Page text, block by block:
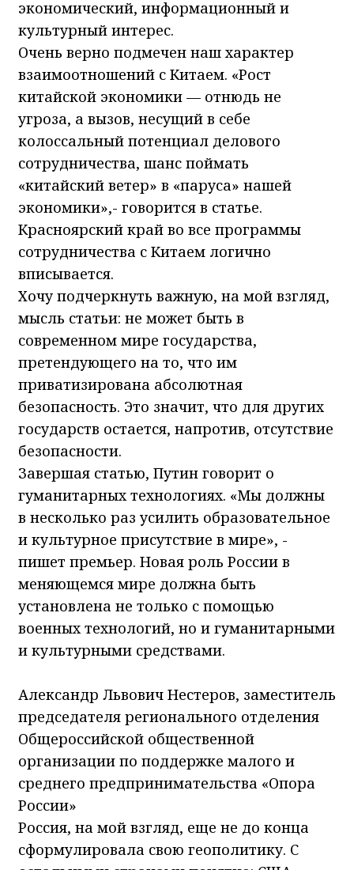
экономический, информационный и
культурный интерес.
Очень верно подмечен наш характер
взаимоотношений с Китаем. «Рост
китайской экономики — отнюдь не
угроза, а вызов, несущий в себе
колоссальный потенциал делового
сотрудничества, шанс поймать
«китайский ветер» в «паруса» нашей
экономики»,- говорится в статье.
Красноярский край во все программы
сотрудничества с Китаем логично
вписывается.
Хочу подчеркнуть важную, на мой взгляд,
мысль статьи: не может быть в
современном мире государства,
претендующего на то, что им
приватизирована абсолютная
безопасность. Это значит, что для других
государств остается, напротив, отсутствие
безопасности.
Завершая статью, Путин говорит о
гуманитарных технологиях. «Мы должны
в несколько раз усилить образовательное
и культурное присутствие в мире», -
пишет премьер. Новая роль России в
меняющемся мире должна быть
установлена не только с помощью
военных технологий, но и гуманитарными
и культурными средствами.
Александр Львович Нестеров, заместитель
председателя регионального отделения
Общероссийской общественной
организации по поддержке малого и
среднего предпринимательства «Опора
России»
Россия, на мой взгляд, еще не до конца
сформулировала свою геополитику. С